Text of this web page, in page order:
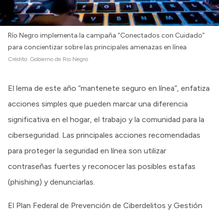
Río Negro implementa la campaña “Conectados con Cuidado”
para concientizar sobre las principales amenazas en línea
Crédito: Gobierno de Rio Negro
El lema de este año “mantenete seguro en línea”, enfatiza
acciones simples que pueden marcar una diferencia
significativa en el hogar, el trabajo y la comunidad para la
ciberseguridad. Las principales acciones recomendadas
para proteger la seguridad en línea son utilizar
contraseñas fuertes y reconocer las posibles estafas
(phishing) y denunciarlas.
El Plan Federal de Prevención de Ciberdelitos y Gestión